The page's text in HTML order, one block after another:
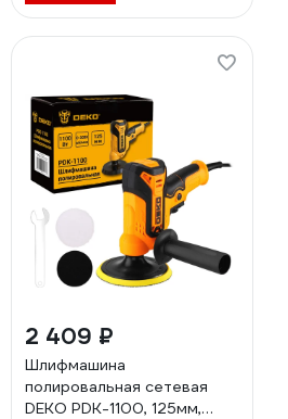
2 409 ₽
Шлифмашина
полировальная сетевая
DEKO PDK-1100, 125мм,